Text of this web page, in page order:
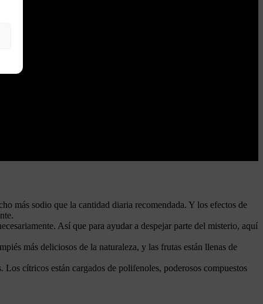
más sodio que la cantidad diaria recomendada. Y los efectos de
Así que para ayudar a despejar parte del misterio, aquí
más deliciosos de la naturaleza, y las frutas están llenas de
cítricos están cargados de polifenoles, poderosos compuestos